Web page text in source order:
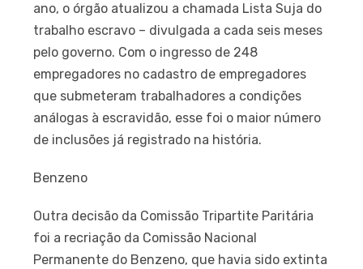
ano, o órgão atualizou a chamada Lista Suja do
trabalho escravo – divulgada a cada seis meses
pelo governo. Com o ingresso de 248
empregadores no cadastro de empregadores
que submeteram trabalhadores a condições
análogas à escravidão, esse foi o maior número
de inclusões já registrado na história.
Benzeno
Outra decisão da Comissão Tripartite Paritária
foi a recriação da Comissão Nacional
Permanente do Benzeno, que havia sido extinta